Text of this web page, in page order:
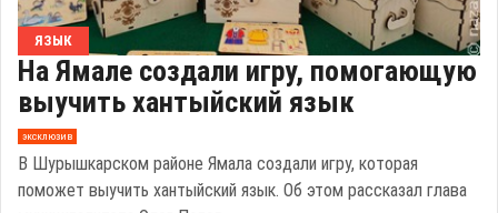
ЯЗЫК
На Ямале создали игру, помогающую
выучить хантыйский язык
эксклюзив
В Шурышкарском районе Ямала создали игру, которая
поможет выучить хантыйский язык. Об этом рассказал глава